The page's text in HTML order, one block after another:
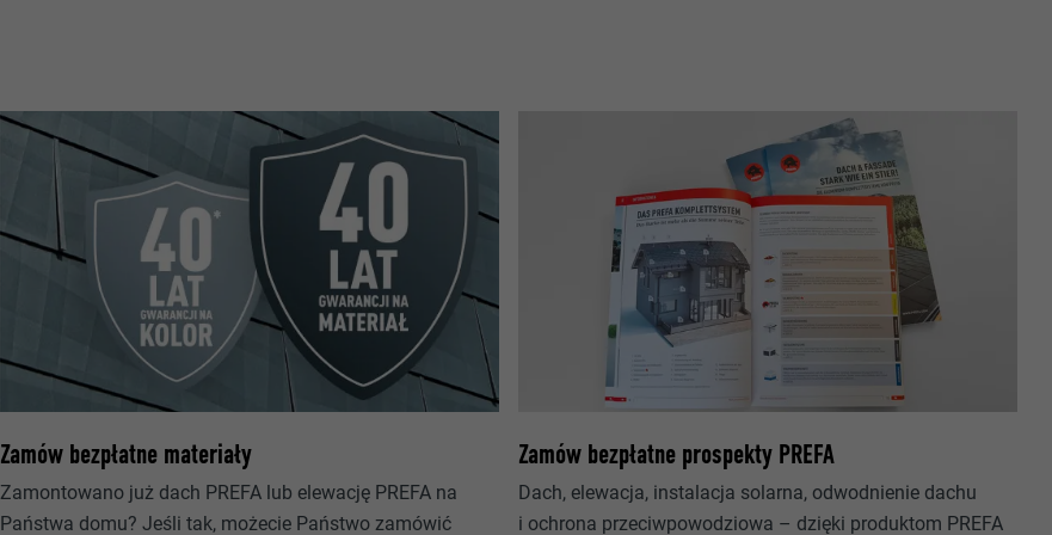
Zamów bezpłatne materiały
Zamontowano już dach PREFA lub elewację PREFA na
Państwa domu? Jeśli tak, możecie Państwo zamówić
Zamów bezpłatne prospekty PREFA
Dach, elewacja, instalacja solarna, odwodnienie dachu
i ochrona przeciwpowodziowa – dzięki produktom PREFA
1 dzień
Rejestruje jednoznaczny identyfikator, stosowany do generowania
danych do ponownego korzystania z witryny przez odwiedzających.
_gaexp
Google Optimize
90 dni
wstawianie plików cookie. Nie zawiera cech identyfikacyjnych.
Zapisuje wersję językową witryny wybraną przez użytkownika.
Ustawiony przez LinkedIn, jeśli witryna zawiera wstawione okno
„Obserwuj nas”.